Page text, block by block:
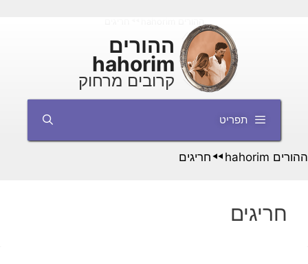
ההורים
hahorim
קרובים מרחוק
תפריט
ההורים hahorim ◄◄ חריגים
חריגים